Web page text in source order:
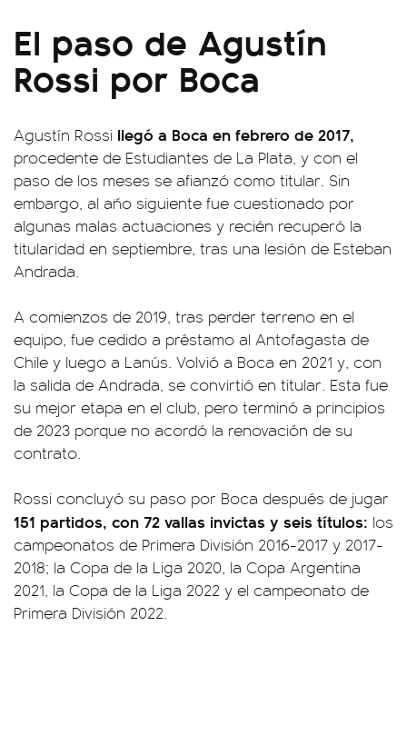
El paso de Agustín
Rossi por Boca
Agustín Rossi llegó a Boca en febrero de 2017,
procedente de Estudiantes de La Plata, y con el
paso de los meses se afianzó como titular. Sin
embargo, al año siguiente fue cuestionado por
algunas malas actuaciones y recién recuperó la
titularidad en septiembre, tras una lesión de Esteban
Andrada.
A comienzos de 2019, tras perder terreno en el
equipo, fue cedido a préstamo al Antofagasta de
Chile y luego a Lanús. Volvió a Boca en 2021 y, con
la salida de Andrada, se convirtió en titular. Esta fue
su mejor etapa en el club, pero terminó a principios
de 2023 porque no acordó la renovación de su
contrato.
Rossi concluyó su paso por Boca después de jugar
151 partidos, con 72 vallas invictas y seis títulos: los
campeonatos de Primera División 2016-2017 y 2017-
2018; la Copa de la Liga 2020, la Copa Argentina
2021, la Copa de la Liga 2022 y el campeonato de
Primera División 2022.